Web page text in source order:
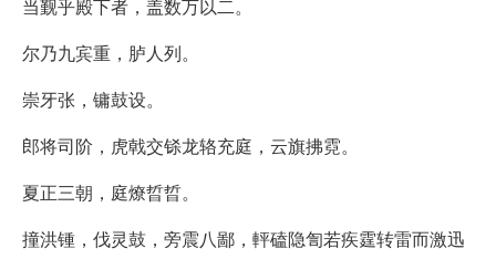
当觐乎殿下者，盖数万以二。
尔乃九宾重，胪人列。
崇牙张，镛鼓设。
郎将司阶，虎戟交铩龙辂充庭，云旗拂霓。
夏正三朝，庭燎晢晢。
撞洪锺，伐灵鼓，旁震八鄙，軯磕隐訇若疾霆转雷而激迅